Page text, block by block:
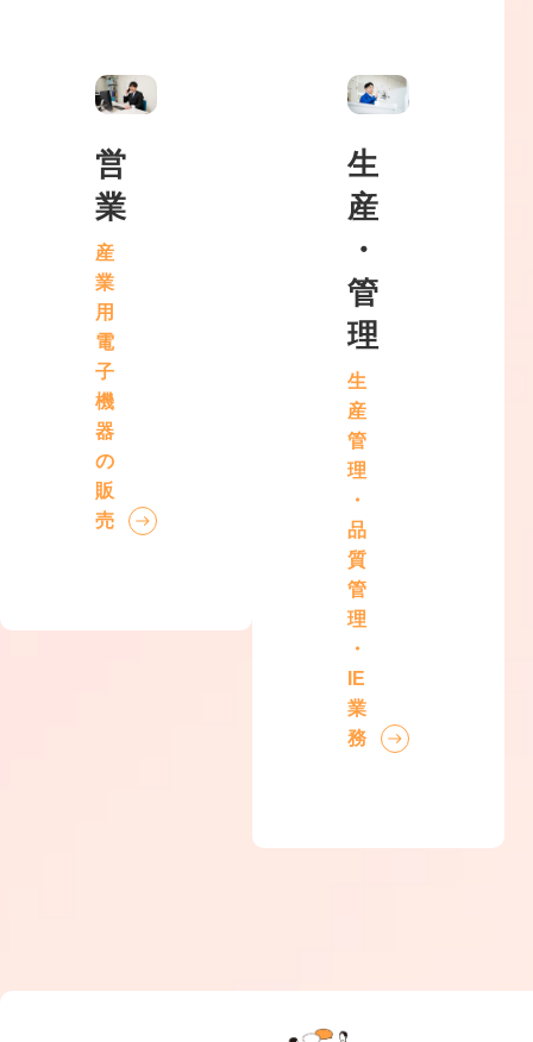
営
業
産
業
用
電
子
機
器
の
販
売
生
産
・
管
理
生
産
管
理
・
品
質
管
理
・
IE
業
務